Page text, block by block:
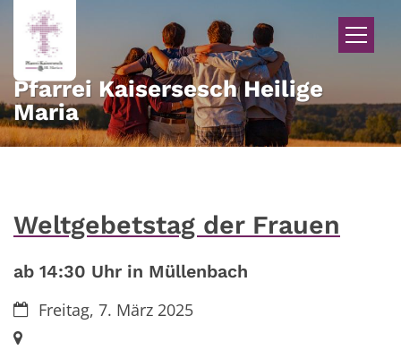
Zum Inhalt springen
Pfarrei Kaisersesch Heilige
Maria
Weltgebetstag der Frauen
ab 14:30 Uhr in Müllenbach
Datum:Freitag, 7. März 2025
Ort: